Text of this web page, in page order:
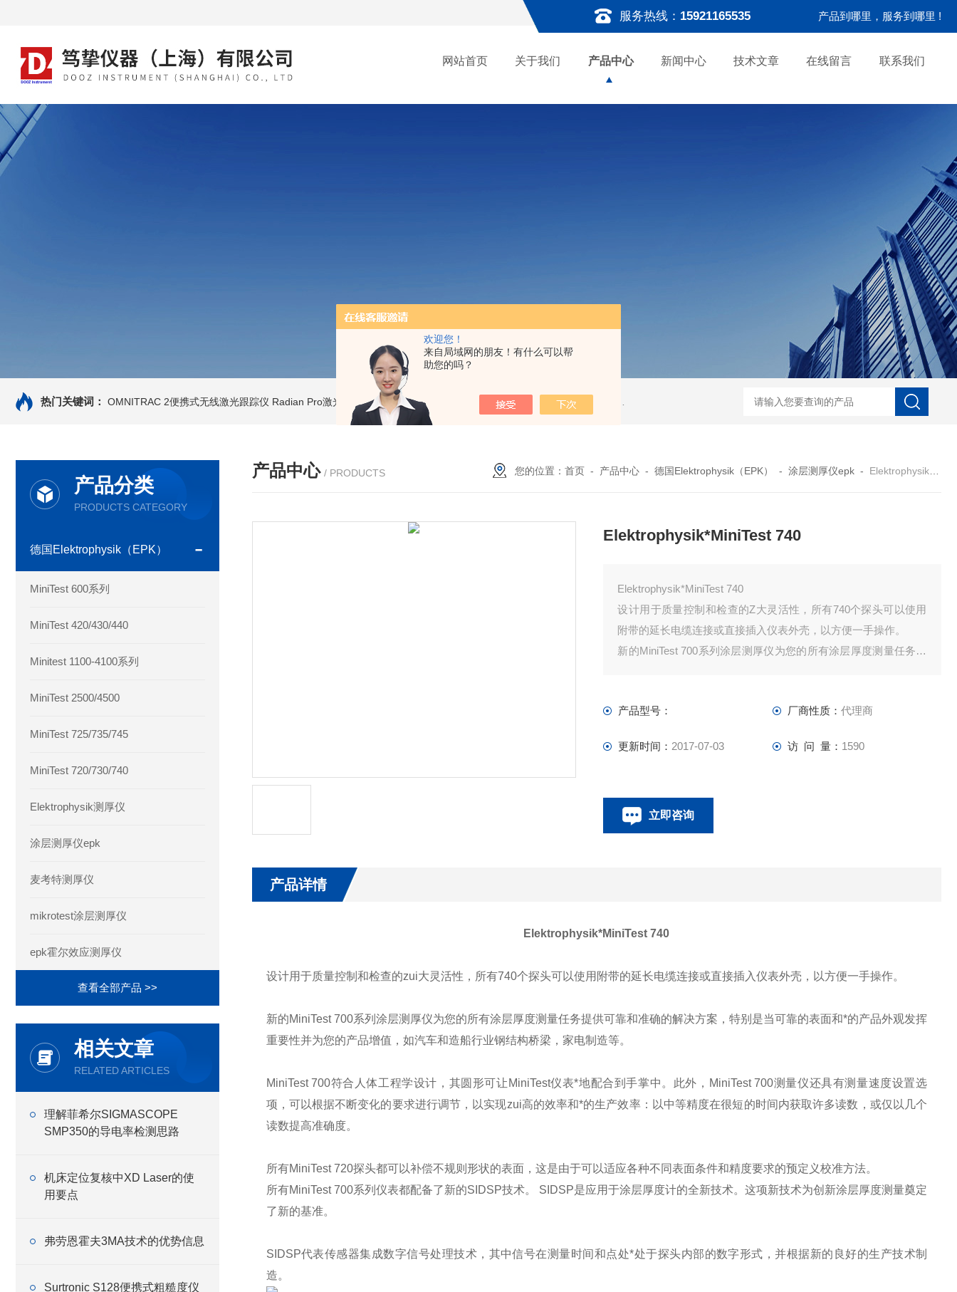
欢迎您！
来自局域网的朋友！有什么可以帮
助您的吗？
服务热线： 15921165535 产品到哪里，服务到哪里 !
网站首页 关于我们 产品中心 新闻中心 技术文章 在线留言 联系我们
热门关键词： OMNITRAC 2便携式无线激光跟踪仪 Radian Pro激光跟踪仪 OT2 Core激光跟踪仪 美国API OT2 Core激光跟踪仪 菲希尔新款涂层测厚
产品分类
PRODUCTS CATEGORY
德国Elektrophysik（EPK）
MiniTest 600系列
MiniTest 420/430/440
Minitest 1100-4100系列
MiniTest 2500/4500
MiniTest 725/735/745
MiniTest 720/730/740
Elektrophysik测厚仪
涂层测厚仪epk
麦考特测厚仪
mikrotest涂层测厚仪
epk霍尔效应测厚仪
查看全部产品 >>
相关文章
RELATED ARTICLES
理解菲希尔SIGMASCOPE
SMP350的导电率检测思路
机床定位复核中XD Laser的使
用要点
弗劳恩霍夫3MA技术的优势信息
Surtronic S128便携式粗糙度仪
产品中心 / PRODUCTS 您的位置：首页 - 产品中心 -德国Elektrophysik（EPK） -涂层测厚仪epk - Elektrophysik*MiniTest 740
Elektrophysik*MiniTest 740
Elektrophysik*MiniTest 740
设计用于质量控制和检查的Z大灵活性，所有740个探头可以使用
附带的延长电缆连接或直接插入仪表外壳，以方便一手操作。
新的MiniTest 700系列涂层测厚仪为您的所有涂层厚度测量任务提
电制造等。
产品型号： 厂商性质： 代理商
更新时间： 2017-07-03 访 问 量： 1590
立即咨询
产品详情
Elektrophysik*MiniTest 740
设计用于质量控制和检查的zui大灵活性，所有740个探头可以使用附带的延长电缆连接或直接插入仪表外壳，以方便一手操作。
新的MiniTest 700系列涂层测厚仪为您的所有涂层厚度测量任务提供可靠和准确的解决方案，特别是当可靠的表面和*的产品外观发挥
重要性并为您的产品增值，如汽车和造船行业钢结构桥梁，家电制造等。
MiniTest 700符合人体工程学设计，其圆形可让MiniTest仪表*地配合到手掌中。此外，MiniTest 700测量仪还具有测量速度设置选
项，可以根据不断变化的要求进行调节，以实现zui高的效率和*的生产效率：以中等精度在很短的时间内获取许多读数，或仅以几个
读数提高准确度。
所有MiniTest 720探头都可以补偿不规则形状的表面，这是由于可以适应各种不同表面条件和精度要求的预定义校准方法。
所有MiniTest 700系列仪表都配备了新的SIDSP技术。 SIDSP是应用于涂层厚度计的全新技术。这项新技术为创新涂层厚度测量奠定
了新的基准。
SIDSP代表传感器集成数字信号处理技术，其中信号在测量时间和点处*处于探头内部的数字形式，并根据新的良好的生产技术制
造。